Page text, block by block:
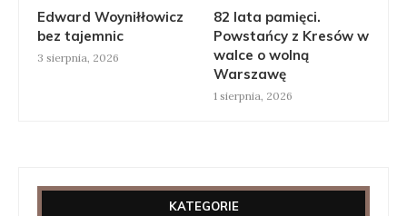
Edward Woyniłłowicz
bez tajemnic
3 sierpnia, 2026
82 lata pamięci.
Powstańcy z Kresów w
walce o wolną
Warszawę
1 sierpnia, 2026
KATEGORIE